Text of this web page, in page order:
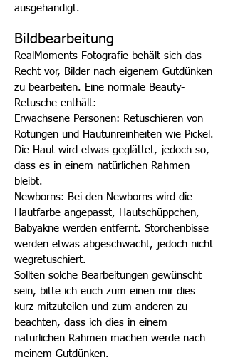
ausgehändigt.
Bildbearbeitung
RealMoments Fotografie behält sich das
Recht vor, Bilder nach eigenem Gutdünken
zu bearbeiten. Eine normale Beauty-
Retusche enthält:
Erwachsene Personen: Retuschieren von
Rötungen und Hautunreinheiten wie Pickel.
Die Haut wird etwas geglättet, jedoch so,
dass es in einem natürlichen Rahmen
bleibt.
Newborns: Bei den Newborns wird die
Hautfarbe angepasst, Hautschüppchen,
Babyakne werden entfernt. Storchenbisse
werden etwas abgeschwächt, jedoch nicht
wegretuschiert.
Sollten solche Bearbeitungen gewünscht
sein, bitte ich euch zum einen mir dies
kurz mitzuteilen und zum anderen zu
beachten, dass ich dies in einem
natürlichen Rahmen machen werde nach
meinem Gutdünken.